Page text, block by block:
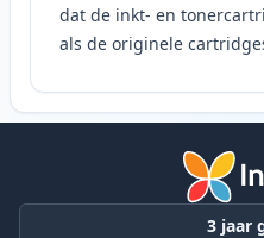
dat de inkt- en
als de originele
3 jaar